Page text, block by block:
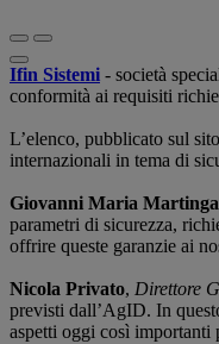
Ifin Sistemi - società
conformità ai requisiti
L’elenco, pubblicato sul
internazionali in tema di
Giovanni Maria
parametri di sicurezza,
offrire queste garanzie ai
Nicola Privato, Direttore
previsti dall’AgID. In
aspetti oggi così